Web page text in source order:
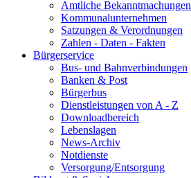
Amtliche Bekanntmachungen
Kommunalunternehmen
Satzungen & Verordnungen
Zahlen - Daten - Fakten
Bürgerservice
Bus- und Bahnverbindungen
Banken & Post
Bürgerbus
Dienstleistungen von A - Z
Downloadbereich
Lebenslagen
News-Archiv
Notdienste
Versorgung/Entsorgung